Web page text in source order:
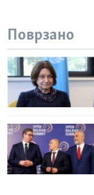
Поврзано